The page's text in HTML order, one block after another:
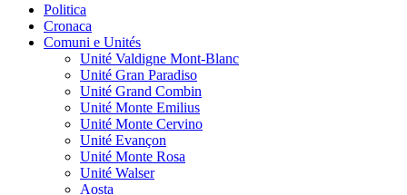
Politica
Cronaca
Comuni e Unités
Unité Valdigne Mont-Blanc
Unité Gran Paradiso
Unité Grand Combin
Unité Monte Emilius
Unité Monte Cervino
Unité Evançon
Unité Monte Rosa
Unité Walser
Aosta